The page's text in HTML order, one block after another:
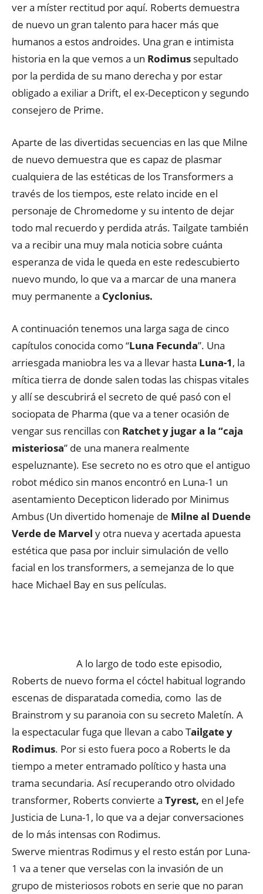
ver a míster rectitud por aquí. Roberts demuestra
de nuevo un gran talento para hacer más que
humanos a estos androides. Una gran e intimista
historia en la que vemos a un Rodimus sepultado
por la perdida de su mano derecha y por estar
obligado a exiliar a Drift, el ex-Decepticon y segundo
consejero de Prime.
Aparte de las divertidas secuencias en las que Milne
de nuevo demuestra que es capaz de plasmar
cualquiera de las estéticas de los Transformers a
través de los tiempos, este relato incide en el
personaje de Chromedome y su intento de dejar
todo mal recuerdo y perdida atrás. Tailgate también
va a recibir una muy mala noticia sobre cuánta
esperanza de vida le queda en este redescubierto
nuevo mundo, lo que va a marcar de una manera
muy permanente a Cyclonius.
A continuación tenemos una larga saga de cinco
capítulos conocida como “Luna Fecunda”. Una
arriesgada maniobra les va a llevar hasta Luna-1, la
mítica tierra de donde salen todas las chispas vitales
y allí se descubrirá el secreto de qué pasó con el
sociopata de Pharma (que va a tener ocasión de
vengar sus rencillas con Ratchet y jugar a la “caja
misteriosa” de una manera realmente
espeluznante). Ese secreto no es otro que el antiguo
robot médico sin manos encontró en Luna-1 un
asentamiento Decepticon liderado por Minimus
Ambus (Un divertido homenaje de Milne al Duende
Verde de Marvel y otra nueva y acertada apuesta
estética que pasa por incluir simulación de vello
facial en los transformers, a semejanza de lo que
hace Michael Bay en sus películas.
A lo largo de todo este episodio,
Roberts de nuevo forma el cóctel habitual logrando
escenas de disparatada comedia, como las de
Brainstrom y su paranoia con su secreto Maletín. A
la espectacular fuga que llevan a cabo Tailgate y
Rodimus. Por si esto fuera poco a Roberts le da
tiempo a meter entramado político y hasta una
trama secundaria. Así recuperando otro olvidado
transformer, Roberts convierte a Tyrest, en el Jefe
Justicia de Luna-1, lo que va a dejar conversaciones
de lo más intensas con Rodimus.
Swerve mientras Rodimus y el resto están por Luna-
1 va a tener que verselas con la invasión de un
grupo de misteriosos robots en serie que no paran